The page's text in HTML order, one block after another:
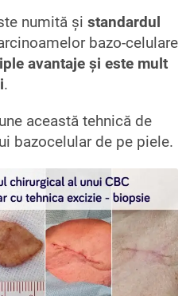
numită și standardul
bazo-celulare
avantaje și este mult
.
această tehnică de
bazocelular de pe piele.